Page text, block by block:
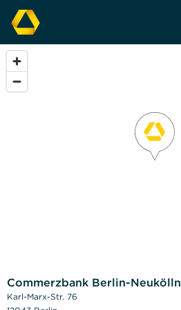
Commerzbank Berlin-Neukölln
Karl-Marx-Str. 76